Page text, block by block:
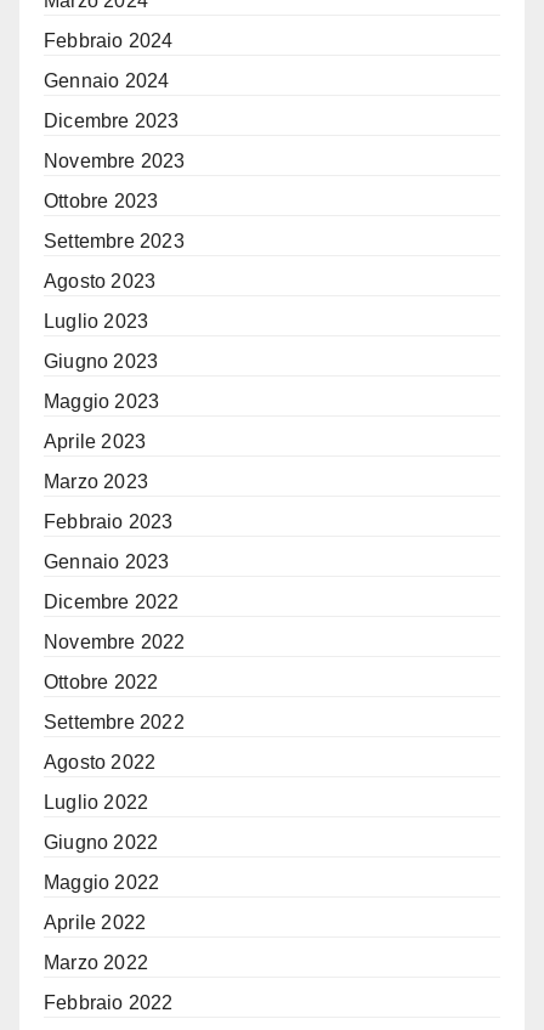
Febbraio 2024
Gennaio 2024
Dicembre 2023
Novembre 2023
Ottobre 2023
Settembre 2023
Agosto 2023
Luglio 2023
Giugno 2023
Maggio 2023
Aprile 2023
Marzo 2023
Febbraio 2023
Gennaio 2023
Dicembre 2022
Novembre 2022
Ottobre 2022
Settembre 2022
Agosto 2022
Luglio 2022
Giugno 2022
Maggio 2022
Aprile 2022
Marzo 2022
Febbraio 2022